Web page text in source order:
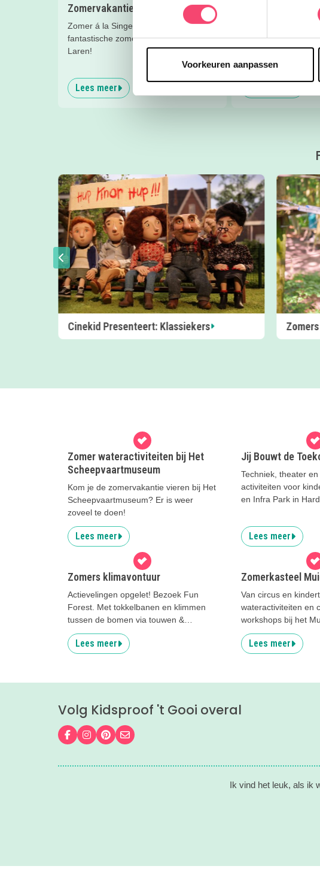
Voorkeuren aanpassen
Zomervakantie bij Singer Laren
Zomer á la Singer, beleef een
fantastische zomer met de kinderen in
Laren!
Lees meer
Uittips
Zomervakantie |
kinderen lekker vrij
beleven in onze
superleuke eropuit
Zomers klimavontuur
Zomer wateractiviteiten bij Het
Scheepvaartmuseum
Kom je de zomervakantie vieren bij Het
Scheepvaartmuseum? Er is weer
zoveel te doen!
Lees meer
Jij Bouwt de
Techniek, theater
activiteiten voor
en Infra Park in
Lees meer
Zomers klimavontuur
Actievelingen opgelet! Bezoek Fun
Forest. Met tokkelbanen en klimmen
tussen de bomen via touwen &
bruggen
Lees meer
Zomerkasteel
Van circus en
wateractiviteiten en
workshops bij het
Muiden.
Lees meer
Volg Kidsproof 't Gooi overal
Volg ons op Facebook
Volg ons op Instagram
Volg ons op Pinterest
Mail ons
Ik vind het leuk, als ik